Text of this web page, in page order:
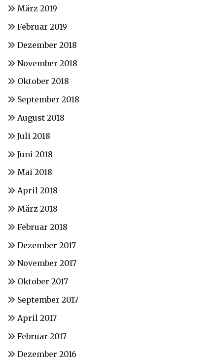
März 2019
Februar 2019
Dezember 2018
November 2018
Oktober 2018
September 2018
August 2018
Juli 2018
Juni 2018
Mai 2018
April 2018
März 2018
Februar 2018
Dezember 2017
November 2017
Oktober 2017
September 2017
April 2017
Februar 2017
Dezember 2016